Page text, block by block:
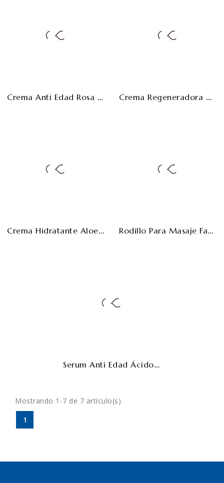
Crema Anti Edad Rosa Mosqueta Y Aloe Vera ECO - 120ml Crema Regeneradora Aloe Vera Y Caléndula - 120ml
Crema Hidratante Aloe Vera Y Árbol Del Té ECO - 120ml Rodillo Para Masaje Facial – Cuarzo Rosa
Serum Anti Edad Ácido Hialurónico - 30ml
Mostrando 1-7 de 7 artículo(s)
1